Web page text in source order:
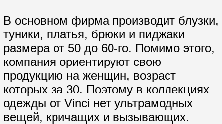
В основном фирма производит блузки,
туники, платья, брюки и пиджаки
размера от 50 до 60-го. Помимо этого,
компания ориентируют свою
продукцию на женщин, возраст
которых за 30. Поэтому в коллекциях
одежды от Vinci нет ультрамодных
вещей, кричащих и вызывающих.